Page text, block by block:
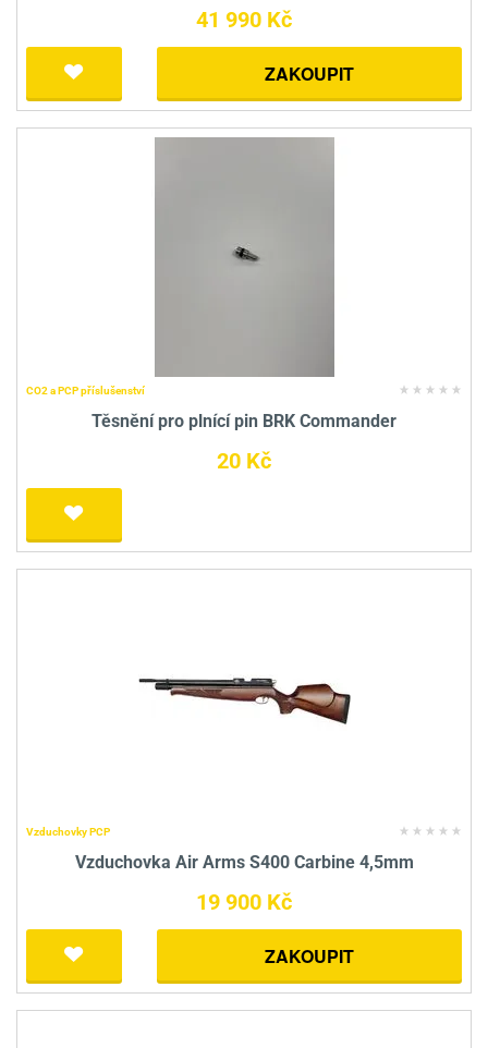
41 990 Kč
ZAKOUPIT
CO2 a PCP příslušenství
Těsnění pro plnící pin BRK Commander
20 Kč
Vzduchovky PCP
Vzduchovka Air Arms S400 Carbine 4,5mm
19 900 Kč
ZAKOUPIT